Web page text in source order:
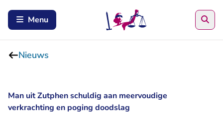
Menu
Nieuws
Man uit Zutphen schuldig aan meervoudige
verkrachting en poging doodslag